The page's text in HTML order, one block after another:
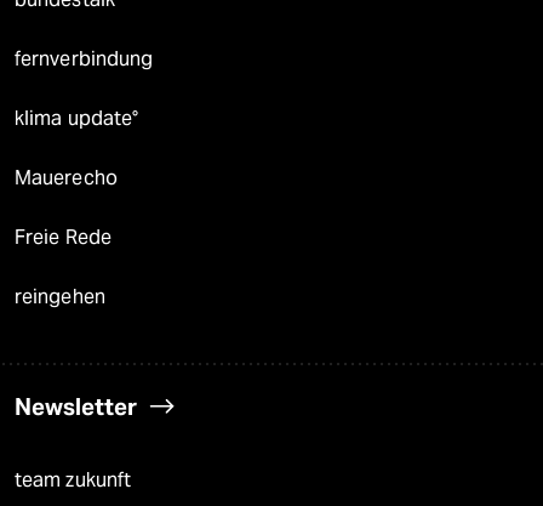
fernverbindung
klima update°
Mauerecho
Freie Rede
reingehen
Newsletter
team zukunft